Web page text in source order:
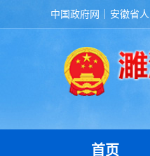
中国政府网 安徽省
首页